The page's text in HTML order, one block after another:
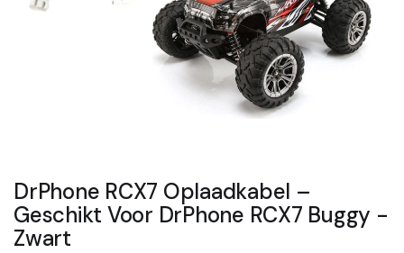
DrPhone RCX7 Oplaadkabel –
Geschikt Voor DrPhone RCX7 Buggy -
Zwart